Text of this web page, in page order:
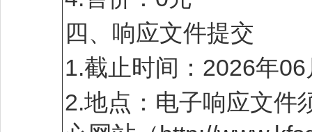
四、响应文件提交
1.截止时间：2026年
2.地点：电子响应文件